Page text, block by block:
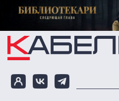
Перейти к основному